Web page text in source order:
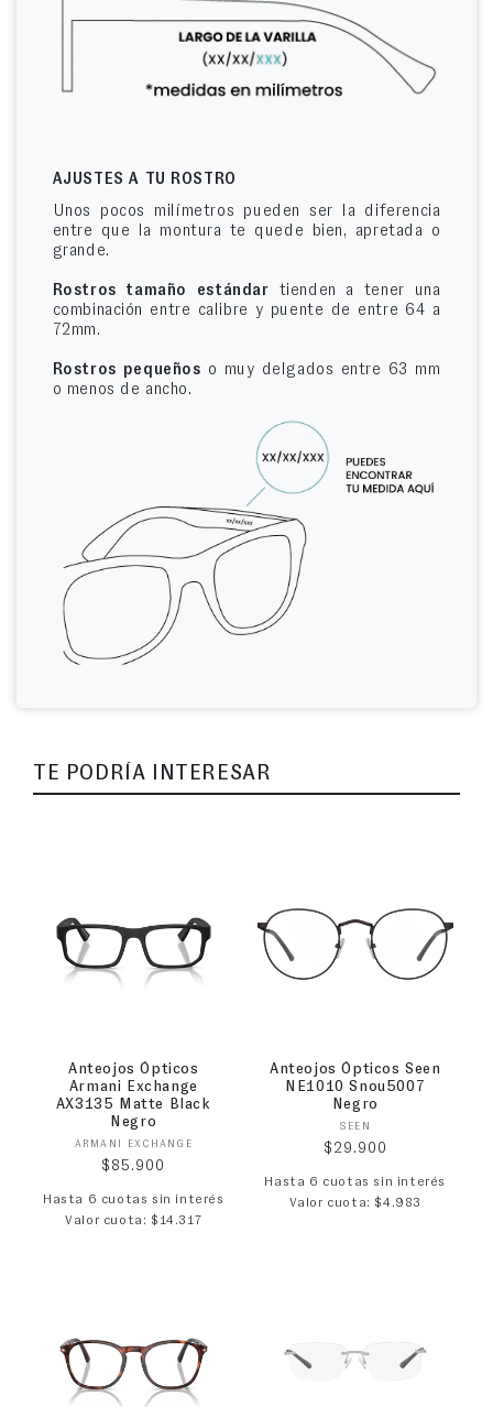
AJUSTES A TU ROSTRO
Unos pocos milímetros pueden ser la diferencia
entre que la montura te quede bien, apretada o
grande.
Rostros tamaño estándar tienden a tener una
combinación entre calibre y puente de entre 64 a
72mm.
Rostros pequeños o muy delgados entre 63 mm
o menos de ancho.
TE PODRÍA INTERESAR
Anteojos Ópticos
Armani Exchange
AX3135 Matte Black
Negro
Proveedor:
ARMANI EXCHANGE
Precio habitual
$85.900
Hasta 6 cuotas sin interés
Valor cuota: $14.317
Anteojos Ópticos Seen
NE1010 Snou5007
Negro
Proveedor:
SEEN
Precio habitual
$29.900
Hasta 6 cuotas sin interés
Valor cuota: $4.983